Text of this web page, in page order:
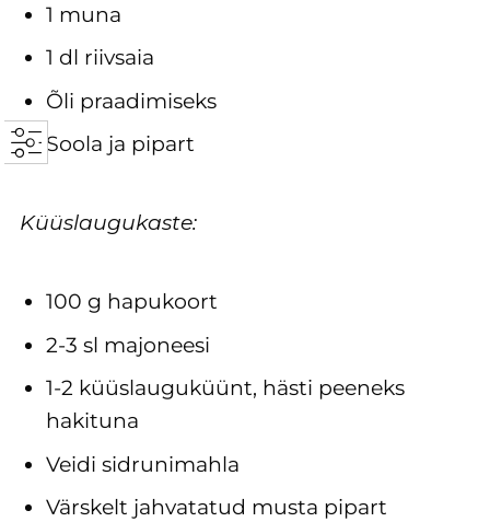
1 muna
1 dl riivsaia
Õli praadimiseks
Soola ja pipart
Küüslaugukaste:
100 g hapukoort
2-3 sl majoneesi
1-2 küüslauguküünt, hästi peeneks
hakituna
Veidi sidrunimahla
Värskelt jahvatatud musta pipart